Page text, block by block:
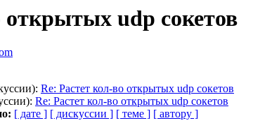
открытых udp сокетов
Re: Растет кол-во открытых udp сокетов
Re: Растет кол-во открытых udp сокетов
[ дате ] [ дискуссии ] [ теме ] [ автору ]